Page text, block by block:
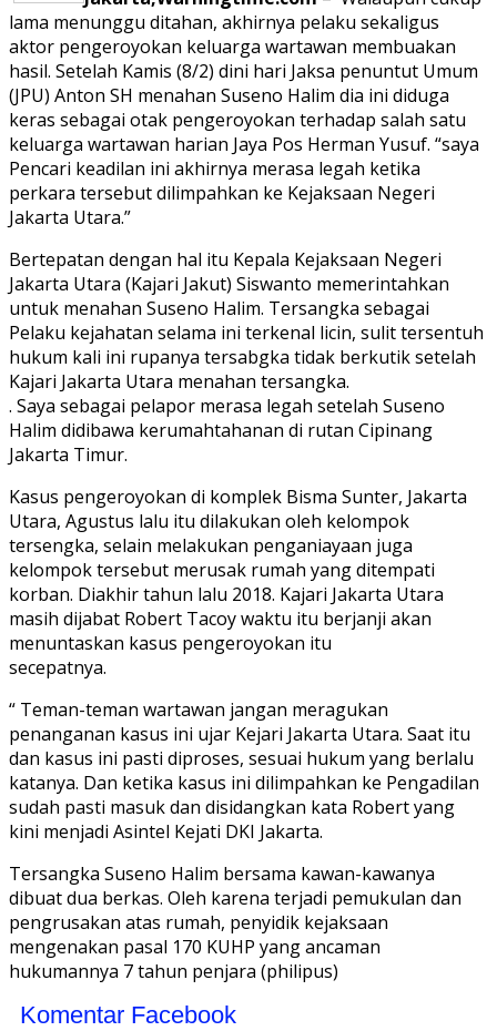
lama menunggu ditahan, akhirnya pelaku sekaligus
aktor pengeroyokan keluarga wartawan membuakan
hasil. Setelah Kamis (8/2) dini hari Jaksa penuntut Umum
(JPU) Anton SH menahan Suseno Halim dia ini diduga
keras sebagai otak pengeroyokan terhadap salah satu
keluarga wartawan harian Jaya Pos Herman Yusuf. “saya
Pencari keadilan ini akhirnya merasa legah ketika
perkara tersebut dilimpahkan ke Kejaksaan Negeri
Jakarta Utara.”
Bertepatan dengan hal itu Kepala Kejaksaan Negeri
Jakarta Utara (Kajari Jakut) Siswanto memerintahkan
untuk menahan Suseno Halim. Tersangka sebagai
Pelaku kejahatan selama ini terkenal licin, sulit tersentuh
hukum kali ini rupanya tersabgka tidak berkutik setelah
Kajari Jakarta Utara menahan tersangka.
. Saya sebagai pelapor merasa legah setelah Suseno
Halim didibawa kerumahtahanan di rutan Cipinang
Jakarta Timur.
Kasus pengeroyokan di komplek Bisma Sunter, Jakarta
Utara, Agustus lalu itu dilakukan oleh kelompok
tersengka, selain melakukan penganiayaan juga
kelompok tersebut merusak rumah yang ditempati
korban. Diakhir tahun lalu 2018. Kajari Jakarta Utara
masih dijabat Robert Tacoy waktu itu berjanji akan
menuntaskan kasus pengeroyokan itu
secepatnya.
“ Teman-teman wartawan jangan meragukan
penanganan kasus ini ujar Kejari Jakarta Utara. Saat itu
dan kasus ini pasti diproses, sesuai hukum yang berlalu
katanya. Dan ketika kasus ini dilimpahkan ke Pengadilan
sudah pasti masuk dan disidangkan kata Robert yang
kini menjadi Asintel Kejati DKI Jakarta.
Tersangka Suseno Halim bersama kawan-kawanya
dibuat dua berkas. Oleh karena terjadi pemukulan dan
pengrusakan atas rumah, penyidik kejaksaan
mengenakan pasal 170 KUHP yang ancaman
hukumannya 7 tahun penjara (philipus)
Komentar Facebook